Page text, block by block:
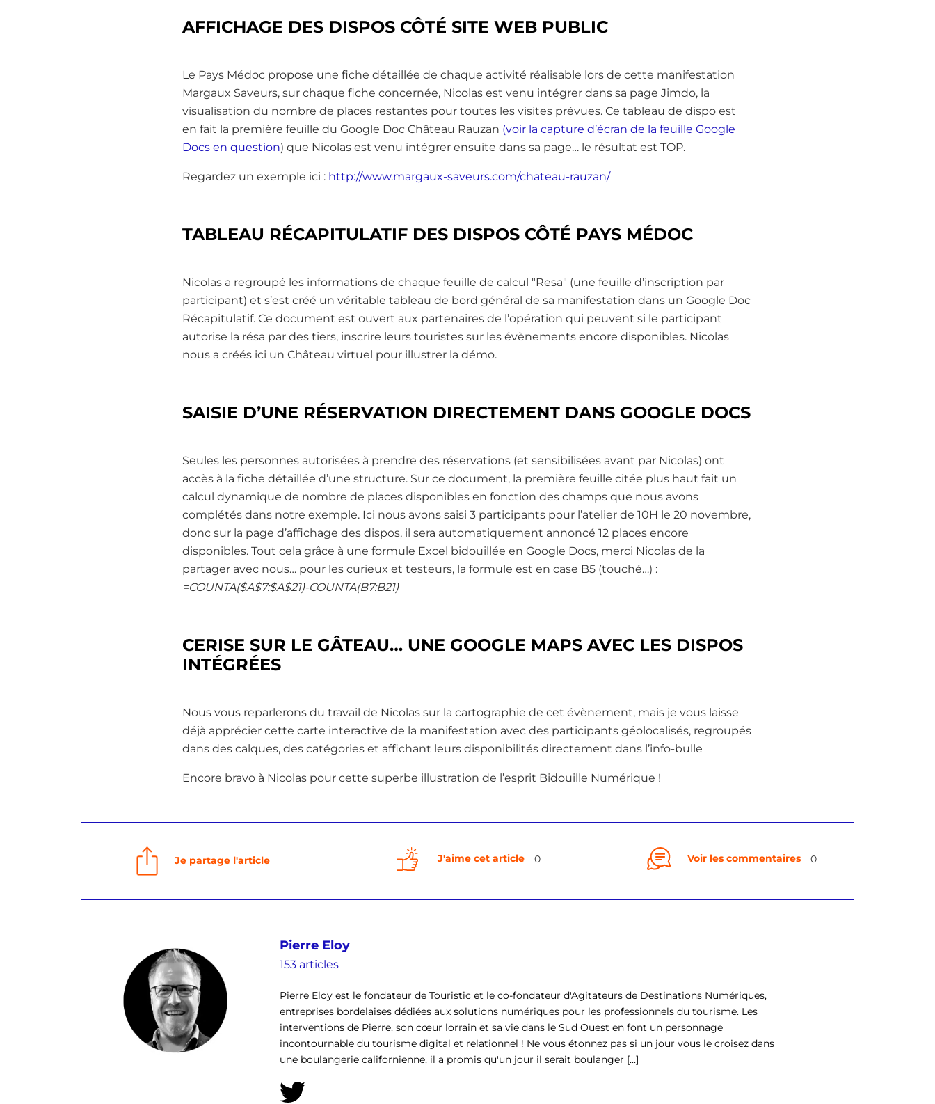
AFFICHAGE DES DISPOS CÔTÉ SITE WEB PUBLIC
Le Pays Médoc propose une fiche détaillée de chaque activité réalisable lors de cette manifestation
Margaux Saveurs, sur chaque fiche concernée, Nicolas est venu intégrer dans sa page Jimdo, la
visualisation du nombre de places restantes pour toutes les visites prévues. Ce tableau de dispo est
en fait la première feuille du Google Doc Château Rauzan (voir la capture d’écran de la feuille Google
Docs en question) que Nicolas est venu intégrer ensuite dans sa page… le résultat est TOP.
Regardez un exemple ici : http://www.margaux-saveurs.com/chateau-rauzan/
TABLEAU RÉCAPITULATIF DES DISPOS CÔTÉ PAYS MÉDOC
Nicolas a regroupé les informations de chaque feuille de calcul "Resa" (une feuille d’inscription par
participant) et s’est créé un véritable tableau de bord général de sa manifestation dans un Google Doc
Récapitulatif. Ce document est ouvert aux partenaires de l’opération qui peuvent si le participant
autorise la résa par des tiers, inscrire leurs touristes sur les évènements encore disponibles. Nicolas
nous a créés ici un Château virtuel pour illustrer la démo.
SAISIE D’UNE RÉSERVATION DIRECTEMENT DANS GOOGLE DOCS
Seules les personnes autorisées à prendre des réservations (et sensibilisées avant par Nicolas) ont
accès à la fiche détaillée d’une structure. Sur ce document, la première feuille citée plus haut fait un
calcul dynamique de nombre de places disponibles en fonction des champs que nous avons
complétés dans notre exemple. Ici nous avons saisi 3 participants pour l’atelier de 10H le 20 novembre,
donc sur la page d’affichage des dispos, il sera automatiquement annoncé 12 places encore
disponibles. Tout cela grâce à une formule Excel bidouillée en Google Docs, merci Nicolas de la
partager avec nous… pour les curieux et testeurs, la formule est en case B5 (touché…) :
=COUNTA($A$7:$A$21)-COUNTA(B7:B21)
CERISE SUR LE GÂTEAU… UNE GOOGLE MAPS AVEC LES DISPOS
INTÉGRÉES
Nous vous reparlerons du travail de Nicolas sur la cartographie de cet évènement, mais je vous laisse
déjà apprécier cette carte interactive de la manifestation avec des participants géolocalisés, regroupés
dans des calques, des catégories et affichant leurs disponibilités directement dans l’info-bulle
Encore bravo à Nicolas pour cette superbe illustration de l’esprit Bidouille Numérique !
Je partage l'article J'aime cet article 0 Voir les commentaires 0
Pierre Eloy
153 articles
Pierre Eloy est le fondateur de Touristic et le co-fondateur d'Agitateurs de Destinations Numériques,
entreprises bordelaises dédiées aux solutions numériques pour les professionnels du tourisme. Les
interventions de Pierre, son cœur lorrain et sa vie dans le Sud Ouest en font un personnage
incontournable du tourisme digital et relationnel ! Ne vous étonnez pas si un jour vous le croisez dans
une boulangerie californienne, il a promis qu'un jour il serait boulanger [...]